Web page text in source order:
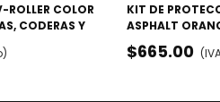
ROLLER COLOR
CODERAS Y
KIT DE
ASPHALT
CODERAS Y
$665.00